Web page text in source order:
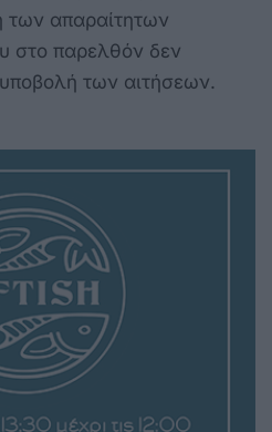
των απαραίτητων
στο παρελθόν δεν
των αιτήσεων.